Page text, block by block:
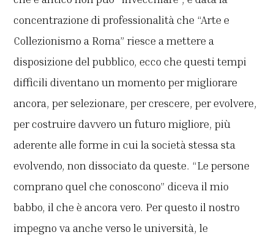
concentrazione di professionalità che “Arte e
Collezionismo a Roma” riesce a mettere a
disposizione del pubblico, ecco che questi tempi
difficili diventano un momento per migliorare
ancora, per selezionare, per crescere, per evolvere,
per costruire davvero un futuro migliore, più
aderente alle forme in cui la società stessa sta
evolvendo, non dissociato da queste. “Le persone
comprano quel che conoscono” diceva il mio
babbo, il che è ancora vero. Per questo il nostro
impegno va anche verso le università, le